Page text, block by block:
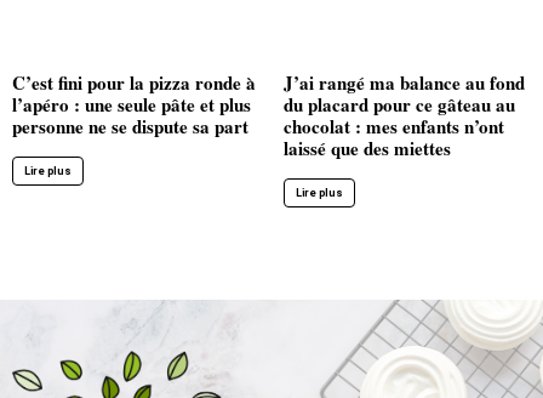
C’est fini pour la pizza ronde à
l’apéro : une seule pâte et plus
personne ne se dispute sa part
Lire plus
J’ai rangé ma balance au fond
du placard pour ce gâteau au
chocolat : mes enfants n’ont
laissé que des miettes
Lire plus